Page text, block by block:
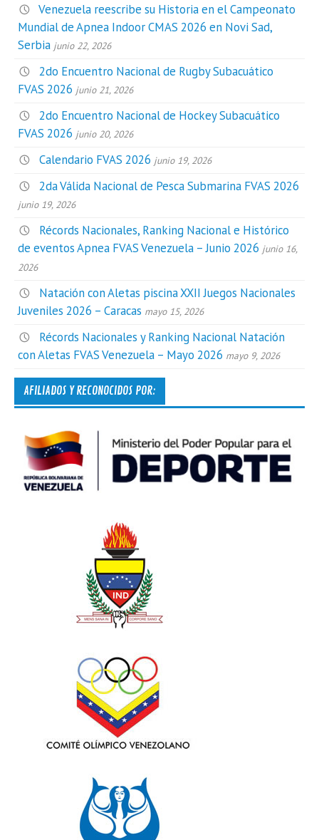
Venezuela reescribe su Historia en el Campeonato
Mundial de Apnea Indoor CMAS 2026 en Novi Sad,
Serbia junio 22, 2026
2do Encuentro Nacional de Rugby Subacuático
FVAS 2026 junio 21, 2026
2do Encuentro Nacional de Hockey Subacuático
FVAS 2026 junio 20, 2026
Calendario FVAS 2026 junio 19, 2026
2da Válida Nacional de Pesca Submarina FVAS 2026
junio 19, 2026
Récords Nacionales, Ranking Nacional e Histórico
de eventos Apnea FVAS Venezuela – Junio 2026 junio 16,
2026
Natación con Aletas piscina XXII Juegos Nacionales
Juveniles 2026 – Caracas mayo 15, 2026
Récords Nacionales y Ranking Nacional Natación
con Aletas FVAS Venezuela – Mayo 2026 mayo 9, 2026
AFILIADOS Y RECONOCIDOS POR: